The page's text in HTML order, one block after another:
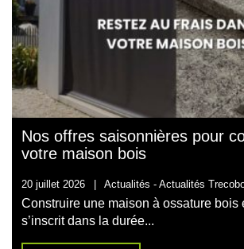
Nos offres saisonnières pour
votre maison bois
20 juillet 2026 | Actualités - Actualités
Construire une maison à ossature bois
s’inscrit dans la durée...